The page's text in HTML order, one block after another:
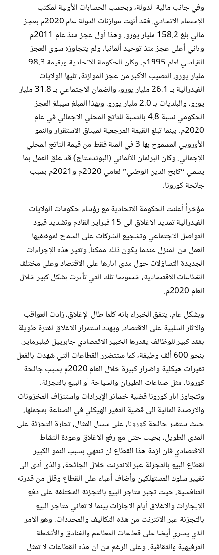
وفي جانب مالية الدولة، وبحسب الحسابات الأولية لمكتب
الإحصاء الاتحادي، فقد أنهت موازنات الدولة عام 2020م بعجز
مالي بلغ 158.2 مليار يورو. وهذا أول عجز منذ عام 2011م
وثاني أعلى عجز منذ توحيد ألمانيا، ولم يتجاوزه سوى العجز
القياسي لعام 1995م. وكان للحكومة الاتحادية وبقيمة 98.3
مليار يورو، النصيب الأكبر من عجز الموازنة، تليها الولايات
الفيدرالية بـ 26.1 مليار يورو، والضمان الاجتماعي بـ 31.8 مليار
يورو، والبلديات بـ 2.0 مليار يورو. وبهذا المبلغ سيبلغ العجز
الحكومي نسبة 4.8 بالنسبة للناتج المحلي الاجمالي في عام
2020م. بينما تبلغ القيمة المرجعية لميثاق الاستقرار والنمو
الأوروبي المسموح بها 3 في المئة فقط من قيمة الناتج المحلي
الإجمالي. وكان البرلمان الألماني (البوندستاج) قد علق العمل بما
يسمي “كابح الدين الوطني” لعامي 2020م و2021م بسبب
جائحة كورونا.
مؤخراً أعلنت الحكومة الاتحادية مع رؤساء حكومات الولايات
الفيدرالية تمديد الاغلاق الى 15 فبراير القادم وتشديد قيود
التواصل الاجتماعي وتشجيع الشركات على السماح لموظفيها
العمل من المنزل عندما يكون ذلك ممكناً. وتثير هذه الإجراءات
الجديدة التساؤلات حول مدى اثارها على الاقتصاد وعلى مختلف
القطاعات الاقتصادية، خصوصا تلك التي تأثرت بشكل كبير خلال
العام 2020م.
وبشكل عام، يتفق الخبراء بانه كلما طال الإغلاق، زادت العواقب
والاثار السلبية على الاقتصاد. ويهدد استمرار الاغلاق لفترة طويلة
بفقد كبير للوظائف يقدرها الخبير الاقتصادي جابرييل فيلبرماير،
بنحو 600 ألف وظيفة، كما ستتضرر القطاعات التي شهدت بالفعل
تغيرات هيكلية واضرار كبيرة خلال العام 2020م بسبب جائحة
كورونا، مثل صناعات الطيران والسياحة أو البيع بالتجزئة.
وتتجاوز اثار كورونا قضية خسائر الإيرادات واستنزاف المخزونات
والارصدة المالية الى قضية التغير الهيكلي في الصناعة بمجملها،
حيث ستغير جائحة كورونا، على سبيل المثال، تجارة التجزئة على
المدى الطويل، بحيث حتى مع رفع الاغلاق وعودة النشاط
الاقتصادي فان ازمة هذا القطاع لن تنتهي بسبب النمو الكبير
لقطاع البيع بالتجزئة عبر الانترنت خلال الجائحة، والذي أدى الى
تغيير سلوك المستهلكين وأضاف أعباء على القطاع وقلل من قدرته
التنافسية، حيث تجبر متاجر البيع بالتجزئة المختلفة على دفع
الإيجارات والاغلاق أيام الاجازات بينما لا تعاني متاجر البيع
بالتجزئة عبر الانترنت من هذه التكاليف والمحددات. وهو الامر
الذي يسري أيضا على قطاعات المطاعم والفنادق والأنشطة
الترفيهية والثقافية. وعلى الرغم من ان هذه القطاعات لا تمثل